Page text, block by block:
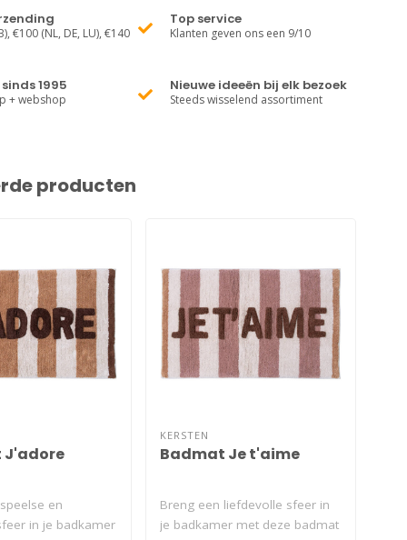
€100 (NL, DE, LU), €140
Top service
Klanten geven ons een 9/10
1995
+ webshop
Nieuwe ideeën bij elk bezoek
Steeds wisselend assortiment
producten
J'adore
en
in je badkamer
KERSTEN
Badmat Je t'aime
Breng een liefdevolle sfeer in
je badkamer met deze badmat